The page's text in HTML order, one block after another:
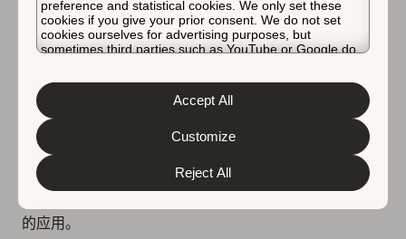
preference and statistical cookies. We only set these
cookies if you give your prior consent. We do not set
cookies ourselves for advertising purposes, but
sometimes third parties such as YouTube or Google do.
about the protection of your personal data and the
different cookies we use, please read our
&
. You can customize your cookie settings
and preferences by clicking the “Customize” button.
Reject All
Customize
Accept All
Store 和 Google Play 都提供个性化的列表页面，它们是
扩大您的受众的绝佳机会。
自定产品页面是实施更个性化的定位策略的好方法
。由于
您的预览视频必须针对特定的受众才能更有效，为什么不
为每个细分市场都准备一个呢？
这不一定意味着对您的视频本身进行大的更改。有时，仅
的应用。